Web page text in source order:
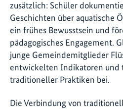
zusätzlich: Schüler
Geschichten über aquatische
ein frühes Bewusstsein und
pädagogisches Engagement.
junge Gemeindemitglieder
entwickelten Indikatoren und
traditioneller Praktiken bei.
Die Verbindung von